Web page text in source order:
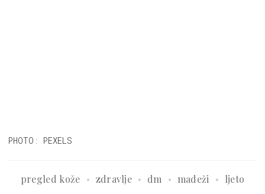
PHOTO: PEXELS
pregled kože zdravlje dm madeži ljeto